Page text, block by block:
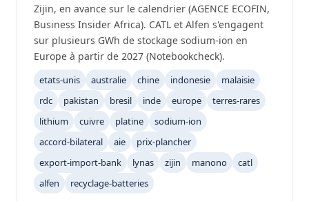
Zijin, en avance sur le calendrier (AGENCE ECOFIN,
Business Insider Africa). CATL et Alfen s'engagent
sur plusieurs GWh de stockage sodium-ion en
Europe à partir de 2027 (Notebookcheck).
etats-unis australie chine indonesie
malaisie
rdc
pakistan bresil inde europe
terres-rares
lithium
cuivre platine
sodium-ion
accord-bilateral
aie
prix-plancher
export-import-bank
lynas zijin manono
catl
alfen
recyclage-batteries